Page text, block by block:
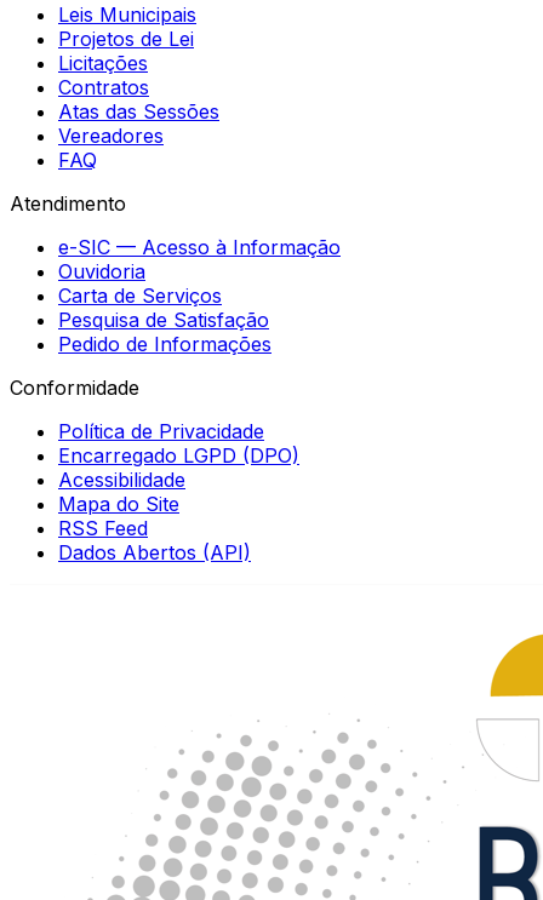
Leis Municipais
Projetos de Lei
Licitações
Contratos
Atas das Sessões
Vereadores
FAQ
Atendimento
e-SIC — Acesso à Informação
Ouvidoria
Carta de Serviços
Pesquisa de Satisfação
Pedido de Informações
Conformidade
Política de Privacidade
Encarregado LGPD (DPO)
Acessibilidade
Mapa do Site
RSS Feed
Dados Abertos (API)